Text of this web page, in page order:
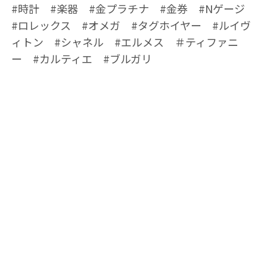
#時計 #楽器 #金プラチナ #金券 #Nゲージ
#ロレックス #オメガ #タグホイヤー #ルイヴ
ィトン #シャネル #エルメス ＃ティファニ
ー #カルティエ #ブルガリ